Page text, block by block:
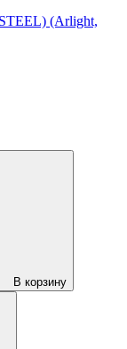
(Arlight,
В корзину